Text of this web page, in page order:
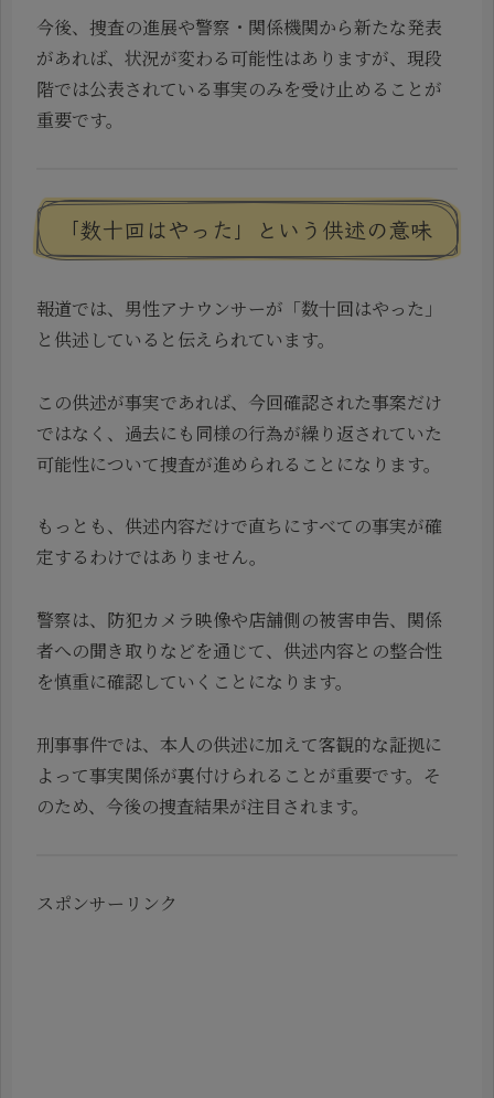
今後、捜査の進展や警察・関係機関から新たな発表
があれば、状況が変わる可能性はありますが、現段
階では公表されている事実のみを受け止めることが
重要です。
「数十回はやった」という供述の意味
報道では、男性アナウンサーが「数十回はやった」
と供述していると伝えられています。
この供述が事実であれば、今回確認された事案だけ
ではなく、過去にも同様の行為が繰り返されていた
可能性について捜査が進められることになります。
もっとも、供述内容だけで直ちにすべての事実が確
定するわけではありません。
警察は、防犯カメラ映像や店舗側の被害申告、関係
者への聞き取りなどを通じて、供述内容との整合性
を慎重に確認していくことになります。
刑事事件では、本人の供述に加えて客観的な証拠に
よって事実関係が裏付けられることが重要です。そ
のため、今後の捜査結果が注目されます。
スポンサーリンク